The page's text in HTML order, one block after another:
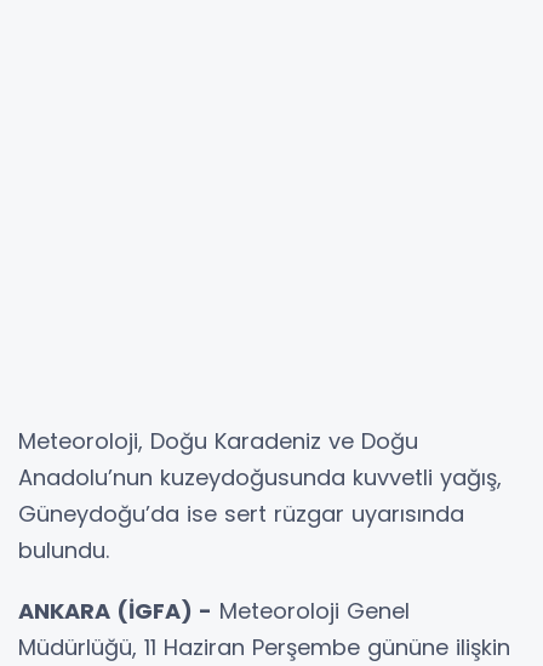
Meteoroloji, Doğu Karadeniz ve Doğu
Anadolu’nun kuzeydoğusunda kuvvetli yağış,
Güneydoğu’da ise sert rüzgar uyarısında
bulundu.
ANKARA (İGFA) - Meteoroloji Genel
Müdürlüğü, 11 Haziran Perşembe gününe ilişkin